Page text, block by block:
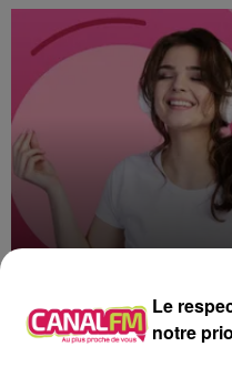
Les hits de Canal FM
Le
notre